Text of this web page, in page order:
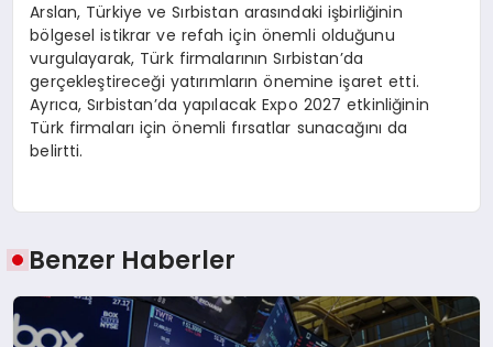
Arslan, Türkiye ve Sırbistan arasındaki işbirliğinin
bölgesel istikrar ve refah için önemli olduğunu
vurgulayarak, Türk firmalarının Sırbistan’da
gerçekleştireceği yatırımların önemine işaret etti.
Ayrıca, Sırbistan’da yapılacak Expo 2027 etkinliğinin
Türk firmaları için önemli fırsatlar sunacağını da
belirtti.
Benzer Haberler